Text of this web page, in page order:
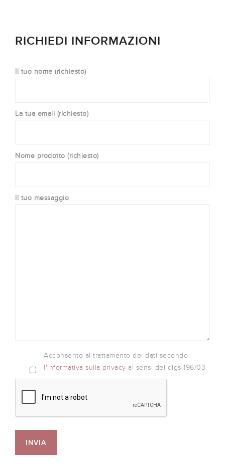
RICHIEDI INFORMAZIONI
Il tuo nome (richiesto)
La tua email (richiesto)
Nome prodotto (richiesto)
Il tuo messaggio
Acconsento al trattamento dei dati secondo
l'informativa sulla privacy ai sensi del dlgs 196/03.